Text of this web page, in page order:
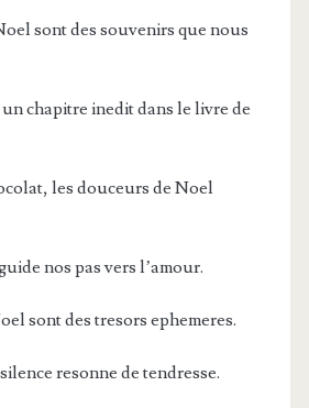
sont des souvenirs que nous
chapitre inedit dans le livre de
les douceurs de Noel
nos pas vers l’amour.
sont des tresors ephemeres.
resonne de tendresse.